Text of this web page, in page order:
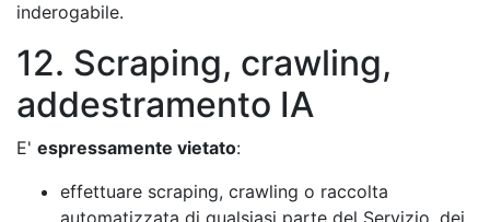
inderogabile.
12. Scraping, crawling,
addestramento IA
E' espressamente vietato:
effettuare scraping, crawling o raccolta
automatizzata di qualsiasi parte del Servizio, dei